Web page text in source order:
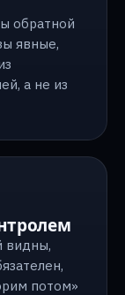
обратной
явные,
а не из
видны,
потом»